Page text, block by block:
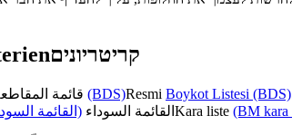
קריטריונים
(BDS)Resmi Boykot Listesi (BDS)
القائمة السوداء (القائمة Kara liste (BM kara